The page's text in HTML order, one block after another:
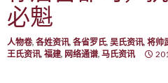
必魁
人物卷, 各姓资讯, 各省罗氏, 吴氏资讯, 将帅
王氏资讯, 福建, 网络通谱, 马氏资讯